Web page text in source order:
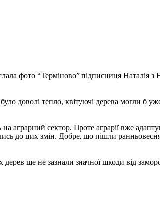
фото “Терміново” підписниця Наталія
доволі тепло, квітуючі дерева могли б
аграрний сектор. Проте аграрії вже
до цих змін. Добре, що пішли
ще не зазнали значної шкоди від